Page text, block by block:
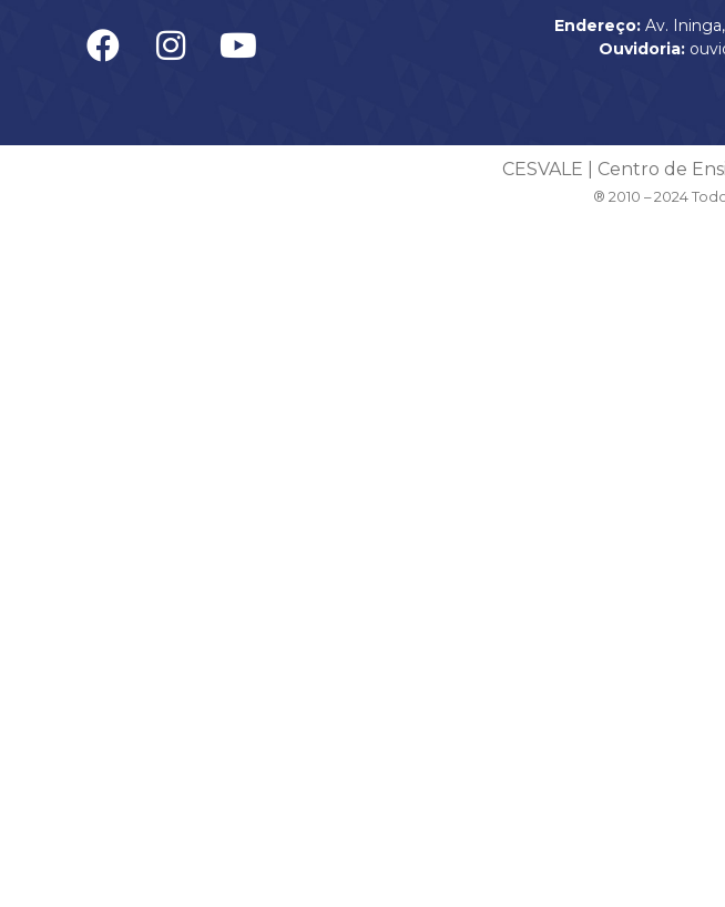
Endereço:Av. Ininga,
Ouvidoria:
CESVALE | Centro de
® 2010 – 2024